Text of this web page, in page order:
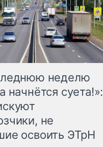
неделю
начнётся суета!»:
не
освоить ЭТрН